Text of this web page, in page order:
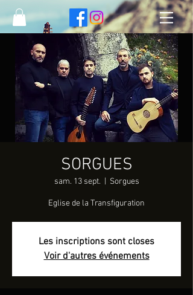
SORGUES
sam. 13 sept. Sorgues
Eglise de la Transfiguration
Les inscriptions sont closes
Voir d'autres événements